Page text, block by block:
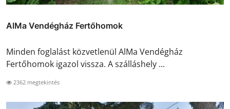
AlMa Vendégház Fertőhomok
Minden foglalást közvetlenül AlMa Vendégház
Fertőhomok igazol vissza. A szálláshely ...
2362 megtekintés